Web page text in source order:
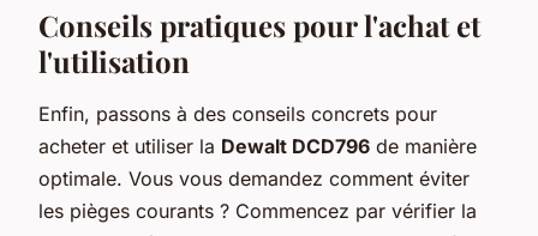
Conseils pratiques pour l'achat et
l'utilisation
Enfin, passons à des conseils concrets pour
acheter et utiliser la Dewalt DCD796 de manière
optimale. Vous vous demandez comment éviter
les pièges courants ? Commencez par vérifier la